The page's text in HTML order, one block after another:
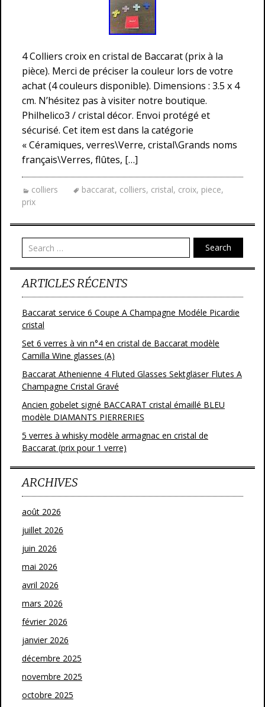
4 Colliers croix en cristal de Baccarat (prix à la
pièce). Merci de préciser la couleur lors de votre
achat (4 couleurs disponible). Dimensions : 3.5 x 4
cm. N’hésitez pas à visiter notre boutique.
Philhelico3 / cristal décor. Envoi protégé et
sécurisé. Cet item est dans la catégorie
« Céramiques, verres\Verre, cristal\Grands noms
français\Verres, flûtes, […]
colliers baccarat, colliers, cristal, croix, piece,
prix
Search
ARTICLES RÉCENTS
Baccarat service 6 Coupe A Champagne Modéle Picardie
cristal
Set 6 verres à vin n°4 en cristal de Baccarat modèle
Camilla Wine glasses (A)
Baccarat Athenienne 4 Fluted Glasses Sektgläser Flutes A
Champagne Cristal Gravé
Ancien gobelet signé BACCARAT cristal émaillé BLEU
modèle DIAMANTS PIERRERIES
5 verres à whisky modèle armagnac en cristal de
Baccarat (prix pour 1 verre)
ARCHIVES
août 2026
juillet 2026
juin 2026
mai 2026
avril 2026
mars 2026
février 2026
janvier 2026
décembre 2025
novembre 2025
octobre 2025